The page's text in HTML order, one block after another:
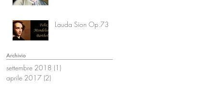
Lauda Sion Op.73
Archivio
settembre 2018 (1)
aprile 2017 (2)